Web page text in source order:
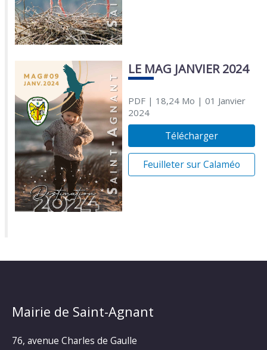
LE MAG JANVIER 2024
PDF| 18,24 Mo | 01 Janvier
2024
Télécharger
Feuilleter sur Calaméo
Mairie de Saint-Agnant
76, avenue Charles de Gaulle